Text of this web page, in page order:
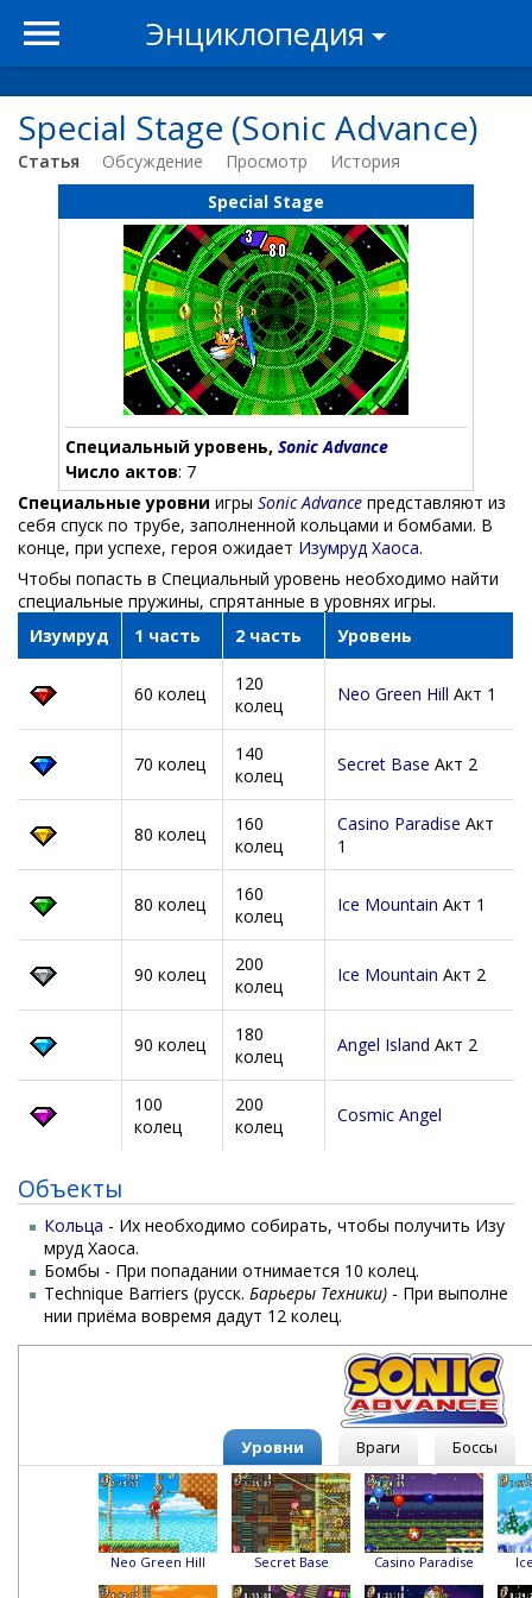
Энциклопедия
Special Stage (Sonic Advance)
Статья Обсуждение Просмотр
История
Special Stage
Специальный уровень, Sonic Advance
Число актов: 7
Специальные уровни игры Sonic Advance представляют из
себя спуск по трубе, заполненной кольцами и бомбами. В
конце, при успехе, героя ожидает Изумруд Хаоса.
Чтобы попасть в Специальный уровень необходимо найти
специальные пружины, спрятанные в уровнях игры.
Изумруд
1 часть 2 часть Уровень
60 колец
120
колец
Neo Green Hill Акт 1
70 колец
140
колец
Secret Base Акт 2
80 колец
160
колец
Casino Paradise Акт
1
80 колец
160
колец
Ice Mountain Акт 1
90 колец
200
колец
Ice Mountain Акт 2
90 колец
180
колец
Angel Island Акт 2
100
колец
200
колец
Cosmic Angel
Объекты
Кольца - Их необходимо собирать, чтобы получить Изу
мруд Хаоса.
Бомбы - При попадании отнимается 10 колец.
Technique Barriers (русск. Барьеры Техники) - При выполне
нии приёма вовремя дадут 12 колец.
Уровни Враги Боссы
Neo Green Hill Secret Base Casino Paradise